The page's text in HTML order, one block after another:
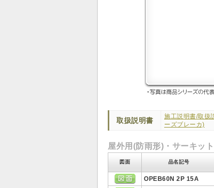
取扱説明書
施工説明書/取扱
ーズブレーカ)
屋外用(防雨形)・サーキッ
図面 品名記号
OPEB60N 2P 15A